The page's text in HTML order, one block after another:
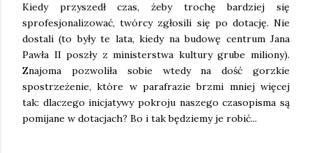
Kiedy przyszedł czas, żeby trochę bardziej się
sprofesjonalizować, twórcy zgłosili się po dotację. Nie
dostali (to były te lata, kiedy na budowę centrum Jana
Pawła II poszły z ministerstwa kultury grube miliony).
Znajoma pozwoliła sobie wtedy na dość gorzkie
spostrzeżenie, które w parafrazie brzmi mniej więcej
tak: dlaczego inicjatywy pokroju naszego czasopisma są
pomijane w dotacjach? Bo i tak będziemy je robić...